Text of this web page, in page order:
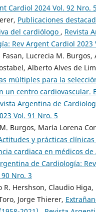
Cardiol 2024 Vol. 92 Nro. 5
Publicaciones
del cardiólogo , Revista
Rev Argent Cardiol 2023
Lucrecia M. Burgos,
Alberto Alves de
múltiples para la
un centro cardiovascular.
Argentina de
Vol. 91 Nro. 5
Burgos, María Lorena
y prácticas clínicas
cardiaca en médicos
de Cardiología:
Nro. 3
R. Hershson, Claudio
Jorge Thierer,